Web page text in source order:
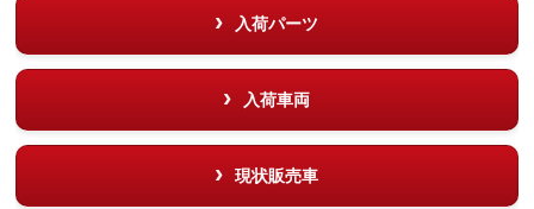
入荷パーツ
入荷車両
現状販売車